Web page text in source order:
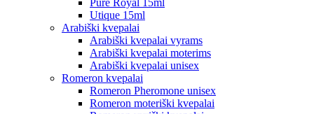
Utique 15ml
Arabiški kvepalai
Arabiški kvepalai vyrams
Arabiški kvepalai moterims
Arabiški kvepalai unisex
Romeron kvepalai
Romeron Pheromone unisex
Romeron moteriški kvepalai